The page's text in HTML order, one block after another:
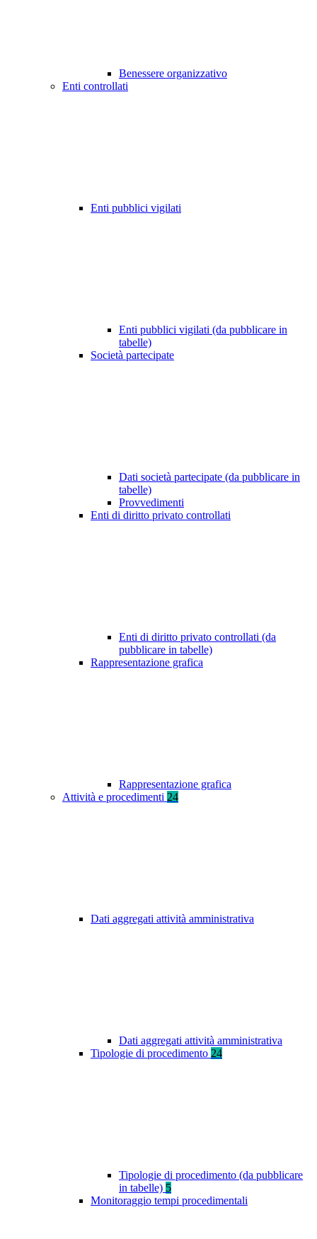
Benessere organizzativo
Enti controllati
Enti pubblici vigilati
Enti pubblici vigilati (da pubblicare in
tabelle)
Società partecipate
Dati società partecipate (da pubblicare in
tabelle)
Provvedimenti
Enti di diritto privato controllati
Enti di diritto privato controllati (da
pubblicare in tabelle)
Rappresentazione grafica
Rappresentazione grafica
Attività e procedimenti 24
Dati aggregati attività amministrativa
Dati aggregati attività amministrativa
Tipologie di procedimento 24
Tipologie di procedimento (da pubblicare
in tabelle) 5
Monitoraggio tempi procedimentali